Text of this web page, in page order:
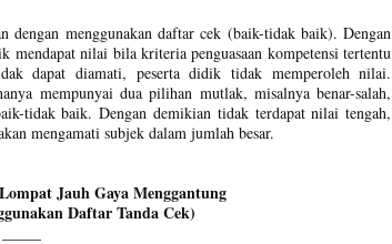
dengan menggunakan daftar cek (baik-tidak baik). Dengan
mendapat nilai bila kriteria penguasaan kompetensi tertentu
dapat diamati, peserta didik tidak memperoleh nilai.
mempunyai dua pilihan mutlak, misalnya benar-salah,
tidak baik. Dengan demikian tidak terdapat nilai tengah,
mengamati subjek dalam jumlah besar.
Jauh Gaya Menggantung
Daftar Tanda Cek)